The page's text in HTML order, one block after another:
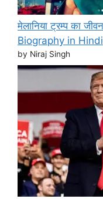
मेलानिया ट्रम्प का
Biography in Hindi
by Niraj Singh